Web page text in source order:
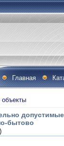
Главная
бытово